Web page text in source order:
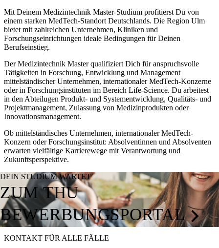
Mit Deinem Medizintechnik Master-Studium profitierst Du von
einem starken MedTech-Standort Deutschlands. Die Region Ulm
bietet mit zahlreichen Unternehmen, Kliniken und
Forschungseinrichtungen ideale Bedingungen für Deinen
Berufseinstieg.
Der Medizintechnik Master qualifiziert Dich für anspruchsvolle
Tätigkeiten in Forschung, Entwicklung und Management
mittelständischer Unternehmen, internationaler MedTech-Konzerne
oder in Forschungsinstituten im Bereich Life-Science. Du arbeitest
in den Abteilugen Produkt- und Systementwicklung, Qualitäts- und
Projektmanagement, Zulassung von Medizinprodukten oder
Innovationsmanagement.
Ob mittelständisches Unternehmen, internationaler MedTech-
Konzern oder Forschungsinstitut: Absolventinnen und Absolventen
erwarten vielfältige Karrierewege mit Verantwortung und
Zukunftsperspektive.
DEIN STUDIUM WARTET
ZUM THU
BEWERBUNGSPORTAL
KONTAKT FÜR ALLE FÄLLE